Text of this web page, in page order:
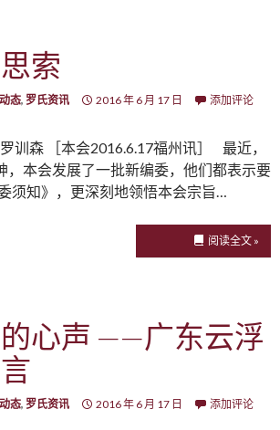
索
态, 罗氏资讯 2016 年 6 月 17 日 添加评论
训森 ［本会2016.6.17福州讯］ 最近，
，本会发展了一批新编委，他们都表示要
须知》，更深刻地领悟本会宗旨…
阅读全文 »
心声 ——广东云浮
态, 罗氏资讯 2016 年 6 月 17 日 添加评论